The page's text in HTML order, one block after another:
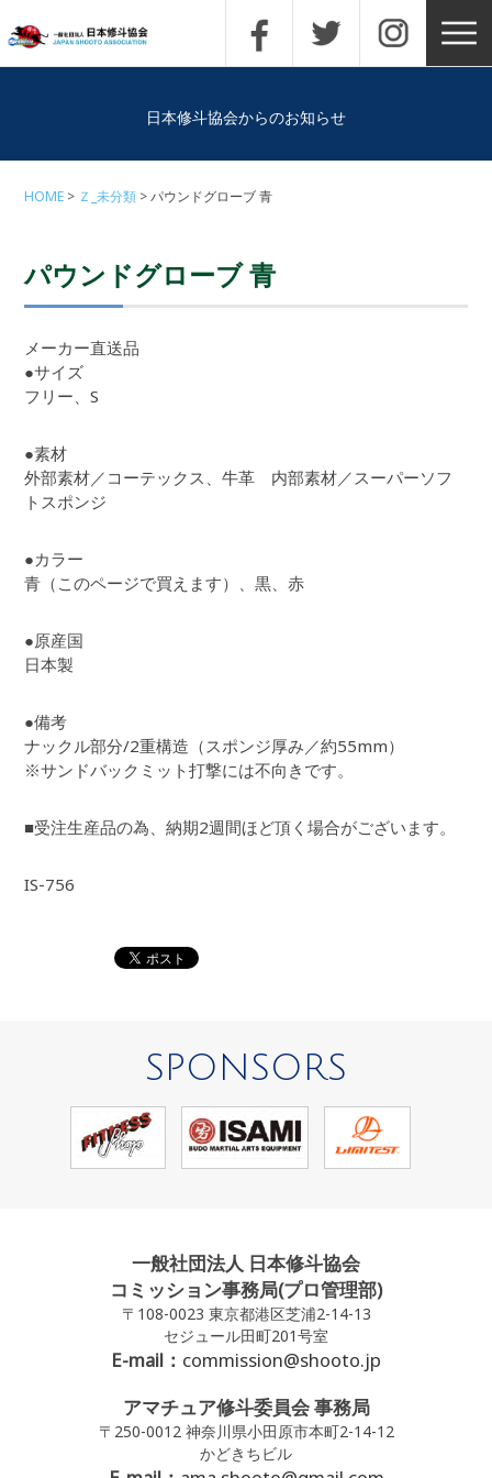
日本修斗協会からのお知らせ
HOME Ｚ_未分類 パウンドグローブ 青
パウンドグローブ 青
メーカー直送品
●サイズ
フリー、S
●素材
外部素材／コーテックス、牛革 内部素材／スーパーソフ
トスポンジ
●カラー
青（このページで買えます）、黒、赤
●原産国
日本製
●備考
ナックル部分/2重構造（スポンジ厚み／約55mm）
※サンドバックミット打撃には不向きです。
■受注生産品の為、納期2週間ほど頂く場合がございます。
IS-756
SPONSORS
一般社団法人 日本修斗協会
コミッション事務局(プロ管理部)
〒108-0023 東京都港区芝浦2-14-13
セジュール田町201号室
E-mail： commission@shooto.jp
アマチュア修斗委員会 事務局
〒250-0012 神奈川県小田原市本町2-14-12
かどきちビル